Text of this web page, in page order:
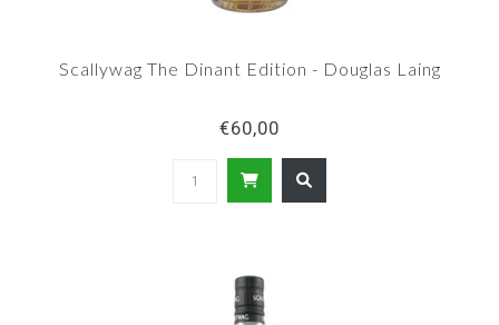
Scallywag The Dinant Edition - Douglas Laing
€60,00